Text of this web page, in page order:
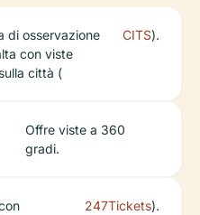
di osservazione
con viste
città (
CITS).
Offre viste a 360
gradi.
247Tickets).